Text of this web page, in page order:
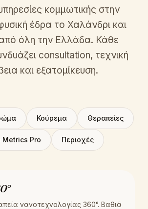
κομμωτικής στην
έδρα το Χαλάνδρι και
όλη την Ελλάδα. Κάθε
consultation, τεχνική
και εξατομίκευση.
Κούρεμα Θεραπείες
Metrics Pro Περιοχές
νανοτεχνολογίας 360°. Βαθιά